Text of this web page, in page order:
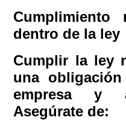
Cumplimiento
dentro de la ley
Cumplir la ley
una
empresa y
Asegúrate de: